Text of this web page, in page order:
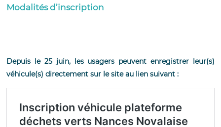
Modalités d’inscription
Depuis le 25 juin, les usagers peuvent enregistrer leur(s)
véhicule(s) directement sur le site au lien suivant :